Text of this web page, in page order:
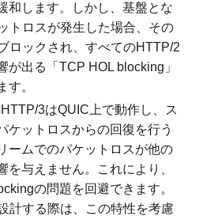
和します。しかし、基盤とな
トロスが発生した場合、その
ロックされ、すべてのHTTP/2
が出る「TCP HOL blocking」
す。
HTTP/3はQUIC上で動作し、ス
ケットロスからの回復を行う
ームでのパケットロスが他の
を与えません。これにより、
の問題を回避できます。
計する際は、この特性を考慮